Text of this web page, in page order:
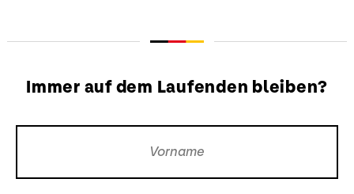
Immer auf dem Laufenden bleiben?